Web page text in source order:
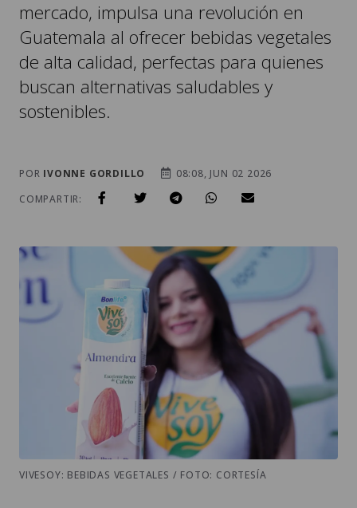
mercado, impulsa una revolución en
Guatemala al ofrecer bebidas vegetales
de alta calidad, perfectas para quienes
buscan alternativas saludables y
sostenibles.
POR IVONNE GORDILLO
08:08, JUN 02 2026
COMPARTIR:
VIVESOY: BEBIDAS VEGETALES / FOTO: CORTESÍA